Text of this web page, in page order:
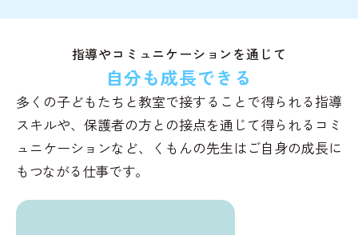
指導やコミュニケーションを通じて
自分も成長できる
多くの子どもたちと教室で接することで得られる指導
スキルや、保護者の方との接点を通じて得られるコミ
ュニケーションなど、くもんの先生はご自身の成長に
もつながる仕事です。